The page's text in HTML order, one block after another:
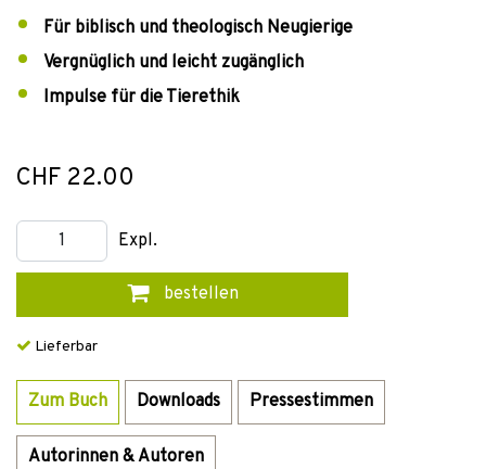
Für biblisch und theologisch Neugierige
Vergnüglich und leicht zugänglich
Impulse für die Tierethik
CHF 22.00
Expl.
bestellen
Lieferbar
Zum Buch Downloads Pressestimmen
Autorinnen & Autoren